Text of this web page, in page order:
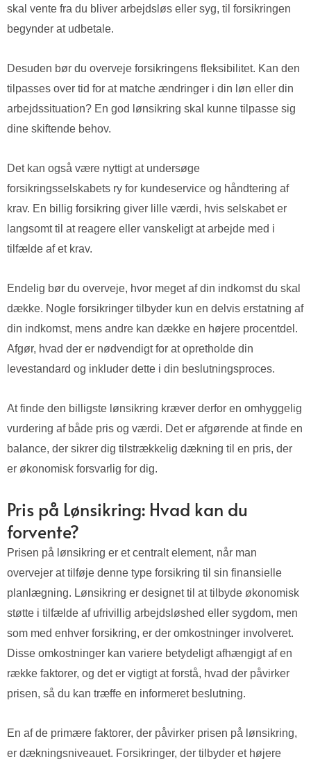
skal vente fra du bliver arbejdsløs eller syg, til forsikringen
begynder at udbetale.
Desuden bør du overveje forsikringens fleksibilitet. Kan den
tilpasses over tid for at matche ændringer i din løn eller din
arbejdssituation? En god lønsikring skal kunne tilpasse sig
dine skiftende behov.
Det kan også være nyttigt at undersøge
forsikringsselskabets ry for kundeservice og håndtering af
krav. En billig forsikring giver lille værdi, hvis selskabet er
langsomt til at reagere eller vanskeligt at arbejde med i
tilfælde af et krav.
Endelig bør du overveje, hvor meget af din indkomst du skal
dække. Nogle forsikringer tilbyder kun en delvis erstatning af
din indkomst, mens andre kan dække en højere procentdel.
Afgør, hvad der er nødvendigt for at opretholde din
levestandard og inkluder dette i din beslutningsproces.
At finde den billigste lønsikring kræver derfor en omhyggelig
vurdering af både pris og værdi. Det er afgørende at finde en
balance, der sikrer dig tilstrækkelig dækning til en pris, der
er økonomisk forsvarlig for dig.
Pris på Lønsikring: Hvad kan du
forvente?
Prisen på lønsikring er et centralt element, når man
overvejer at tilføje denne type forsikring til sin finansielle
planlægning. Lønsikring er designet til at tilbyde økonomisk
støtte i tilfælde af ufrivillig arbejdsløshed eller sygdom, men
som med enhver forsikring, er der omkostninger involveret.
Disse omkostninger kan variere betydeligt afhængigt af en
række faktorer, og det er vigtigt at forstå, hvad der påvirker
prisen, så du kan træffe en informeret beslutning.
En af de primære faktorer, der påvirker prisen på lønsikring,
er dækningsniveauet. Forsikringer, der tilbyder et højere